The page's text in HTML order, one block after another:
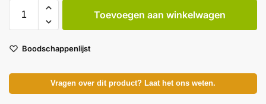
Toevoegen aan winkelwagen
Boodschappenlijst
Vragen over dit product? Laat het ons weten.